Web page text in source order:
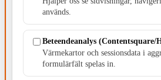
används.
Beteendeanalys (Contentsquare/
Värmekartor och sessionsdata i
formulärfält spelas in.